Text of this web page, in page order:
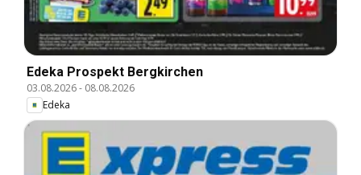
Edeka Prospekt Bergkirchen
03.08.2026- 08.08.2026
Edeka